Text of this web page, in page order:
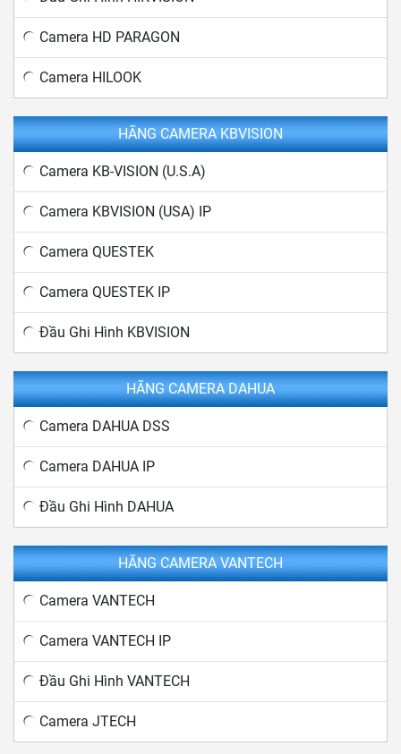
Camera HD PARAGON
Camera HILOOK
HÃNG CAMERA KBVISION
Camera KB-VISION (U.S.A)
Camera KBVISION (USA) IP
Camera QUESTEK
Camera QUESTEK IP
Đầu Ghi Hình KBVISION
HÃNG CAMERA DAHUA
Camera DAHUA DSS
Camera DAHUA IP
Đầu Ghi Hình DAHUA
HÃNG CAMERA VANTECH
Camera VANTECH
Camera VANTECH IP
Đầu Ghi Hình VANTECH
Camera JTECH